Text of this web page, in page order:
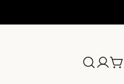
Log